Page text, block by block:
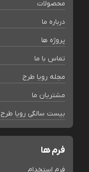
محصولات
درباره ما
پروژه ها
تماس با ما
مجله رویا طرح
مشتریان ما
بیست سالگی رویا طرح
فرم ها
فرم استخدام